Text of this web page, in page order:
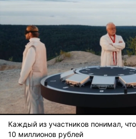
Каждый из участников понимал,
10 миллионов рублей